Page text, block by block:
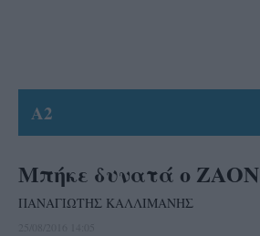
A2
Μπήκε δυνατά ο ΖΑΟΝ
ΠΑΝΑΓΙΩΤΗΣ ΚΑΛΛΙΜΑΝΗΣ